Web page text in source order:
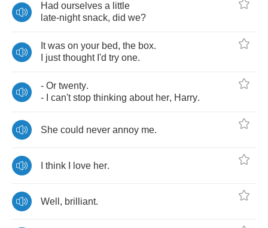
Had ourselves a little
late-night snack, did we?
It was on your bed, the box.
just thought I'd try one.
- Or twenty.
-
can't stop thinking about her, Harry.
She could never annoy me.
think love her.
Well , brilliant.